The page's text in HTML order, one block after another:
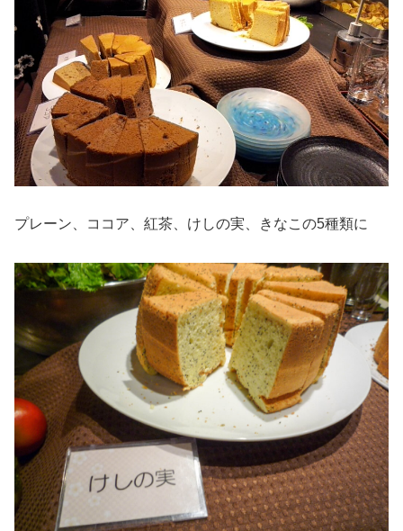
プレーン、ココア、紅茶、けしの実、きなこの5種類に